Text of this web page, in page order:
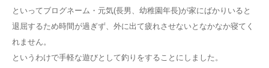
といってブログネーム・元気(長男、幼稚園年長)が家にばかりいると
退屈するため時間が過ぎず、外に出て疲れさせないとなかなか寝てく
れません。
というわけで手軽な遊びとして釣りをすることにしました。